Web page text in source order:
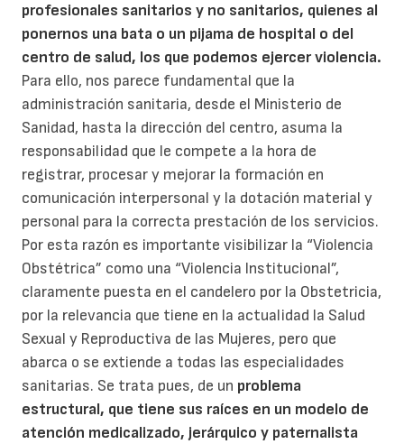
profesionales sanitarios y no sanitarios, quienes al
ponernos una bata o un pijama de hospital o del
centro de salud, los que podemos ejercer violencia.
Para ello, nos parece fundamental que la
administración sanitaria, desde el Ministerio de
Sanidad, hasta la dirección del centro, asuma la
responsabilidad que le compete a la hora de
registrar, procesar y mejorar la formación en
comunicación interpersonal y la dotación material y
personal para la correcta prestación de los servicios.
Por esta razón es importante visibilizar la “Violencia
Obstétrica” como una “Violencia Institucional”,
claramente puesta en el candelero por la Obstetricia,
por la relevancia que tiene en la actualidad la Salud
Sexual y Reproductiva de las Mujeres, pero que
abarca o se extiende a todas las especialidades
sanitarias. Se trata pues, de un problema
estructural, que tiene sus raíces en un modelo de
atención medicalizado, jerárquico y paternalista